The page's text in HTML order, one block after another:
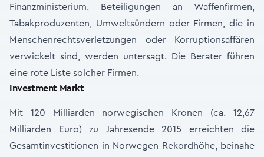
Finanzministerium. Beteiligungen an Waffenfirmen,
Tabakproduzenten, Umweltsündern oder Firmen, die in
Menschenrechtsverletzungen oder Korruptionsaffären
verwickelt sind, werden untersagt. Die Berater führen
eine rote Liste solcher Firmen.
Investment Markt
Mit 120 Milliarden norwegischen Kronen (ca. 12,67
Milliarden Euro) zu Jahresende 2015 erreichten die
Gesamtinvestitionen in Norwegen Rekordhöhe, beinahe